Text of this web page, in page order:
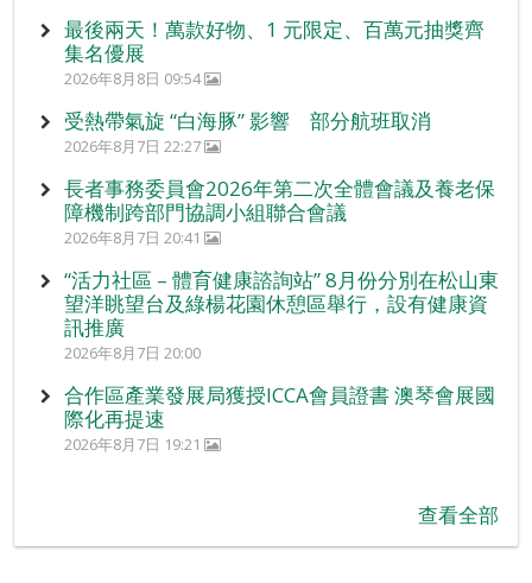
最後兩天！萬款好物、1 元限定、百萬元抽獎齊
集名優展
2026年8月8日 09:54
受熱帶氣旋 “白海豚” 影響 部分航班取消
2026年8月7日 22:27
長者事務委員會2026年第二次全體會議及養老保
障機制跨部門協調小組聯合會議
2026年8月7日 20:41
“活力社區 – 體育健康諮詢站” 8月份分別在松山東
望洋眺望台及綠楊花園休憩區舉行，設有健康資
訊推廣
2026年8月7日 20:00
合作區產業發展局獲授ICCA會員證書 澳琴會展國
際化再提速
2026年8月7日 19:21
查看全部